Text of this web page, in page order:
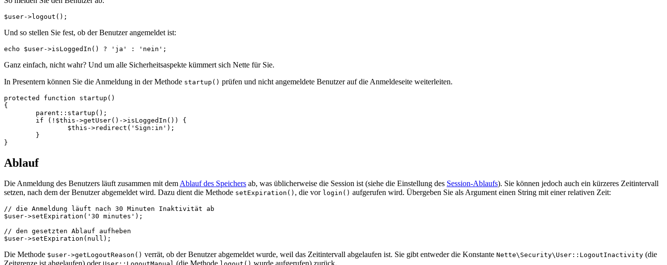
Und so stellen Sie fest, ob der Benutzer angemeldet ist:
Ganz einfach, nicht wahr? Und um alle Sicherheitsaspekte kümmert sich Nette für Sie.
In Presentern können Sie die Anmeldung in der Methode startup() prüfen und nicht angemeldete Benutzer auf die Anmeldeseite weiterleiten.
protected function startup()
{
Ablauf
Die Anmeldung des Benutzers läuft zusammen mit demAblauf des Speichers ab, was üblicherweise die Session ist (siehe die Einstellung des Session-Ablaufs). Sie können jedoch auch ein kürzeres Zeitintervall
setzen, nach dem der Benutzer abgemeldet wird. Dazu dient die Methode setExpiration() , die vor login() aufgerufen wird. Übergeben Sie als Argument einen String mit einer relativen Zeit:
// die Anmeldung läuft nach 30 Minuten Inaktivität ab
$user->setExpiration('30 minutes');
// den gesetzten Ablauf aufheben
Die Methode $user->getLogoutReason() verrät, ob der Benutzer abgemeldet wurde, weil das Zeitintervall abgelaufen ist. Sie gibt entweder die Konstante Nette\Security\User::LogoutInactivity (die